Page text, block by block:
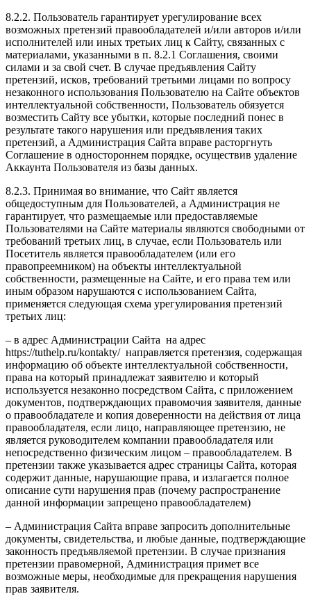
8.2.2. Пользователь гарантирует урегулирование всех
возможных претензий правообладателей и/или авторов и/или
исполнителей или иных третьих лиц к Сайту, связанных с
материалами, указанными в п. 8.2.1 Соглашения, своими
силами и за свой счет. В случае предъявления Сайту
претензий, исков, требований третьими лицами по вопросу
незаконного использования Пользователю на Сайте объектов
интеллектуальной собственности, Пользователь обязуется
возместить Сайту все убытки, которые последний понес в
результате такого нарушения или предъявления таких
претензий, а Администрация Сайта вправе расторгнуть
Соглашение в одностороннем порядке, осуществив удаление
Аккаунта Пользователя из базы данных.
8.2.3. Принимая во внимание, что Сайт является
общедоступным для Пользователей, а Администрация не
гарантирует, что размещаемые или предоставляемые
Пользователями на Сайте материалы являются свободными от
требований третьих лиц, в случае, если Пользователь или
Посетитель является правообладателем (или его
правопреемником) на объекты интеллектуальной
собственности, размещенные на Сайте, и его права тем или
иным образом нарушаются с использованием Сайта,
применяется следующая схема урегулирования претензий
третьих лиц:
– в адрес Администрации Сайта на адрес
https://tuthelp.ru/kontakty/ направляется претензия, содержащая
информацию об объекте интеллектуальной собственности,
права на который принадлежат заявителю и который
используется незаконно посредством Сайта, с приложением
документов, подтверждающих правомочия заявителя, данные
о правообладателе и копия доверенности на действия от лица
правообладателя, если лицо, направляющее претензию, не
является руководителем компании правообладателя или
непосредственно физическим лицом – правообладателем. В
претензии также указывается адрес страницы Сайта, которая
содержит данные, нарушающие права, и излагается полное
описание сути нарушения прав (почему распространение
данной информации запрещено правообладателем)
– Администрация Сайта вправе запросить дополнительные
документы, свидетельства, и любые данные, подтверждающие
законность предъявляемой претензии. В случае признания
претензии правомерной, Администрация примет все
возможные меры, необходимые для прекращения нарушения
прав заявителя.